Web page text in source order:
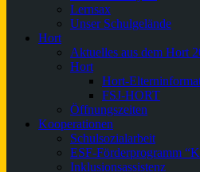
Lernsax
Unser Schulgelände
Hort
Aktuelles aus dem Hort
Hort
Hort-
FSJ-HORT
Öffnungszeiten
Kooperationen
Schulsozialarbeit
ESF-Förderprogramm
Inklusionsassistenz